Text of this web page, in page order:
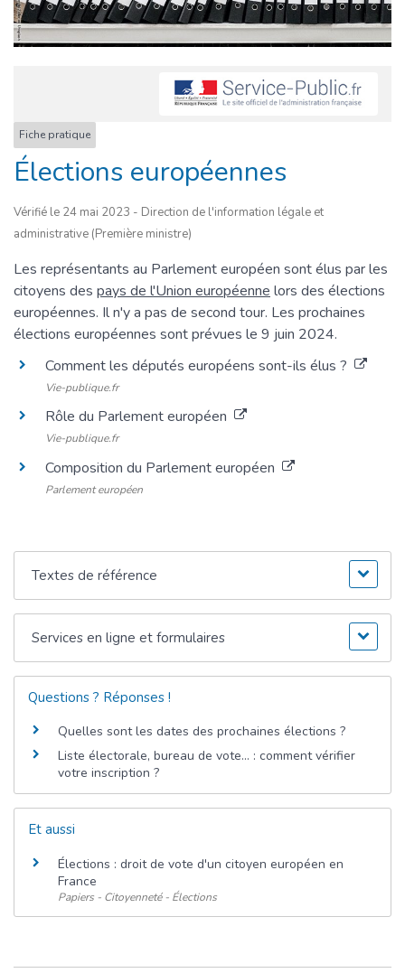
Fiche pratique
Élections européennes
Vérifié le 24 mai 2023 - Direction de l'information légale et
administrative (Première ministre)
Les représentants au Parlement européen sont élus par les
citoyens des pays de l'Union européenne lors des élections
européennes. Il n'y a pas de second tour. Les prochaines
élections européennes sont prévues le 9 juin 2024.
Comment les députés européens sont-ils élus ?
Vie-publique.fr
Rôle du Parlement européen
Vie-publique.fr
Composition du Parlement européen
Parlement européen
Textes de référence
Services en ligne et formulaires
Questions ? Réponses !
Quelles sont les dates des prochaines élections ?
Liste électorale, bureau de vote... : comment vérifier
votre inscription ?
Et aussi
Élections : droit de vote d'un citoyen européen en
France
Papiers - Citoyenneté - Élections